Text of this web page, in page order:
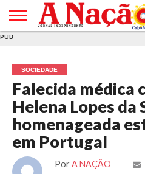
E DE
COOKIES
DE
UTILIZAÇÃO
PUB
SOCIEDADE
Falecida médica
Helena Lopes da
homenageada
em Portugal
Por A NAÇÃO